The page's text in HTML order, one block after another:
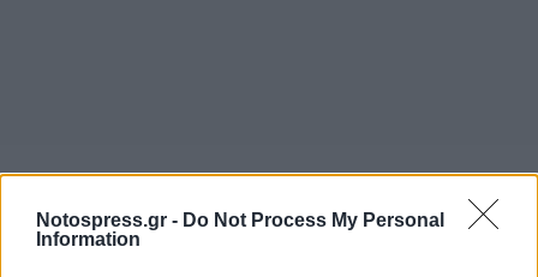
Notospress.gr - Do Not Process My Personal
Information
Σχετικά Άρθρα